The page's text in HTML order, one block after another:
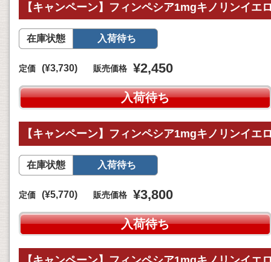
【キャンペーン】フィンペシア1mgキノリンイエ
在庫状態 入荷待ち
定価 (¥3,730) 販売価格 ¥2,450
入荷待ち
【キャンペーン】フィンペシア1mgキノリンイエ
在庫状態 入荷待ち
定価 (¥5,770) 販売価格 ¥3,800
入荷待ち